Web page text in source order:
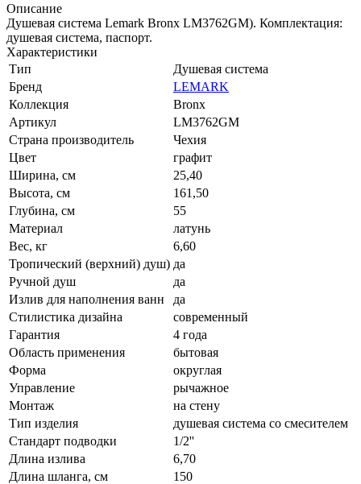
Описание
Душевая система Lemark Bronx LM3762GM). Комплектация:
душевая система, паспорт.
Характеристики
Тип
Душевая система
Бренд
LEMARK
Коллекция
Bronx
Артикул
LM3762GM
Страна производитель
Чехия
Цвет
графит
Ширина, см
25,40
Высота, см
161,50
Глубина, см
55
Материал
латунь
Вес, кг
6,60
Тропический (верхний) душ) да
Ручной душ
да
Излив для наполнения ванн
да
Стилистика дизайна
современный
Гарантия
4 года
Область применения
бытовая
Форма
округлая
Управление
рычажное
Монтаж
на стену
Тип изделия
душевая система со смесителем
Стандарт подводки
1/2''
Длина излива
6,70
Длина шланга, см
150